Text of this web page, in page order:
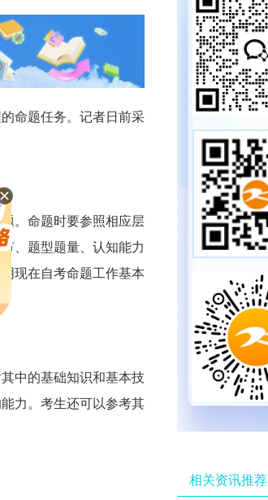
命题任务。记者日前采
。命题时要参照相应层
、题型题量、认知能力
现在自考命题工作基本
中的基础知识和基本技
力。考生还可以参考其
相关资讯推荐